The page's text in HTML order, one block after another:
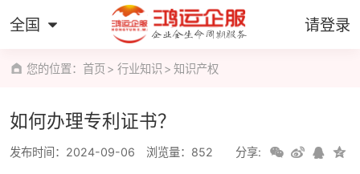
全国 请登录
您的位置：首页 行业知识 知识产权
如何办理专利证书？
发布时间：2024-09-06 浏览量：852 分享: